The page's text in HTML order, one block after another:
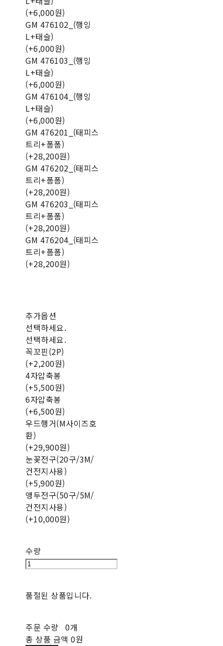
(+6,000원)
GM 476102_(행잉
L+태슬)
(+6,000원)
GM 476103_(행잉
L+태슬)
(+6,000원)
GM 476104_(행잉
L+태슬)
(+6,000원)
GM 476201_(태피스
트리+폼폼)
(+28,200원)
GM 476202_(태피스
트리+폼폼)
(+28,200원)
GM 476203_(태피스
트리+폼폼)
(+28,200원)
GM 476204_(태피스
트리+폼폼)
(+28,200원)
추가옵션
선택하세요.
선택하세요.
꼭꼬핀(2P)
(+2,200원)
4자압축봉
(+5,500원)
6자압축봉
(+6,500원)
우드행거(M사이즈호
환)
(+29,900원)
눈꽃전구(20구/3M/
건전지사용)
(+5,900원)
앵두전구(50구/5M/
건전지사용)
(+10,000원)
수량
품절된 상품입니다.
주문 수량 0개
총 상품 금액 0원